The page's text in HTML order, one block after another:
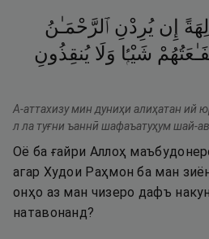
إِن يُرِدْنِ ٱلرَّحْمَـٰنُ
شَيْـًۭٔا وَلَا يُنقِذُونِ
А-аттахизу мин дуниҳи алиҳатан ий
л ла туғни ъаннӣ шафаъатуҳум шай-
Оё ба ғайри Аллоҳ
агар Худои Раҳмон ба ман
онҳо аз ман чизеро дафъ
натавонанд?